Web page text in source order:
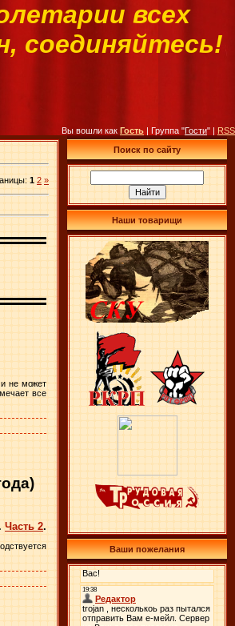
всех
соединяйтесь!
Вы вошли как Гость | Группа "Гости" | RSS
: 1 2 »
и не может
все
Часть 2.
Поиск по сайту
Наши товарищи
Ваши пожелания